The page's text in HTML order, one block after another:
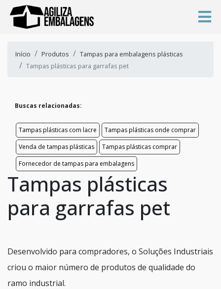
Início Produtos
Tampas para embalagens plásticas
Tampas plásticas para garrafas pet
Buscas relacionadas:
Tampas plásticas com lacre
Tampas plásticas onde comprar
Venda de tampas plásticas
Tampas plásticas comprar
Fornecedor de tampas para embalagens
Tampas plásticas
para garrafas pet
Desenvolvido para compradores, o Soluções Industriais
criou o maior número de produtos de qualidade do
ramo industrial.